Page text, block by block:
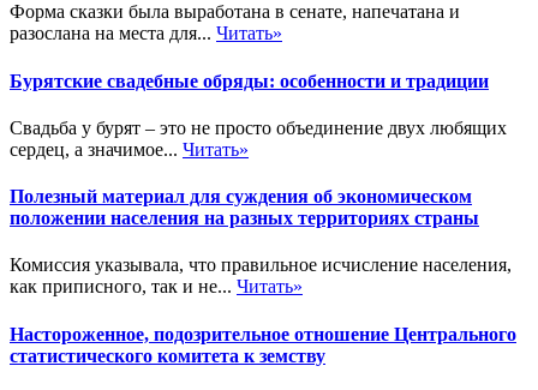
Форма сказки была выработана в сенате, напечатана и
разослана на места для... Читать»
Бурятские свадебные обряды: особенности и традиции
Свадьба у бурят – это не просто объединение двух любящих
сердец, а значимое... Читать»
Полезный материал для суждения об экономическом
положении населения на разных территориях страны
Комиссия указывала, что правильное исчисление населения,
как приписного, так и не... Читать»
Настороженное, подозрительное отношение Центрального
статистического комитета к земству